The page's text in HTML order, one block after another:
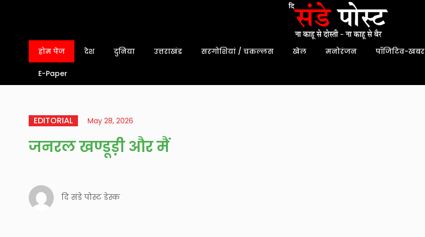
होम पेज देश दुनिया उत्तराखंड सरगोशियां / चकल्लस खेल मनोरंजन पॉजिटिव-खबर
E-Paper
EDITORIAL May 28, 2026
जनरल खण्डूड़ी और मैं
दि संडे पोस्ट डेस्क